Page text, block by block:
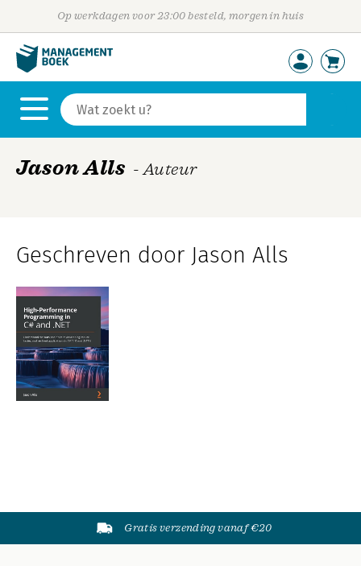
Op werkdagen voor 23:00 besteld, morgen in huis
Jason Alls - Auteur
Geschreven door Jason Alls
Gratis verzending vanaf €20